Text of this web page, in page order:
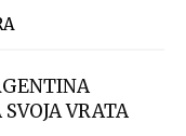
VRATA